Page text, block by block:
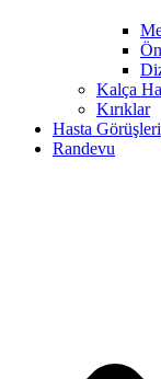
Kalça
Kırıklar
Hasta Görüşleri
Randevu